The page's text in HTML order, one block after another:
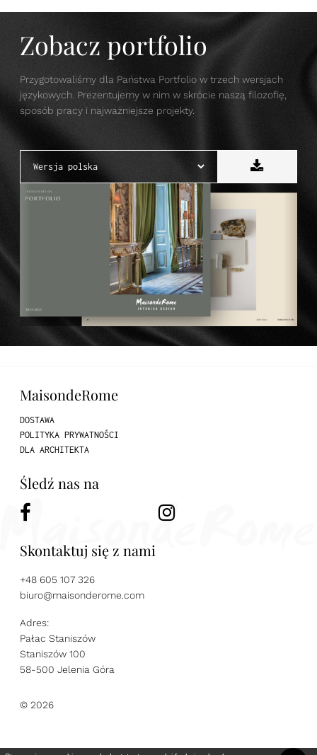
Zobacz portfolio
Przygotowaliśmy dla Państwa Portfolio w trzech wersjach
językowych. Prezentujemy w nim w skrócie naszą filozofię,
sposób pracy i najważniejsze projekty.
MaisondeRome
DOSTAWA
POLITYKA PRYWATNOŚCI
DLA ARCHITEKTA
Śledź nas na
Skontaktuj się z nami
+48 605 107 326
biuro@maisonderome.com
Adres:
Pałac Staniszów
Staniszów 100
58-500 Jelenia Góra
© 2026